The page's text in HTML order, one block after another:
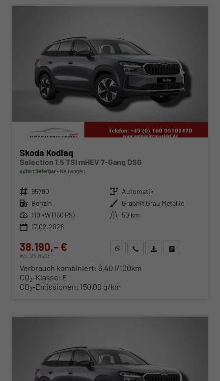
Skoda Kodiaq
Selection 1.5 TSI mHEV 7-Gang DSG
sofort lieferbar Neuwagen
Fahrzeugnr. 95790 Getriebe Automatik
Kraftstoff Benzin Außenfarbe Graphit Grau Metallic
Leistung 110 kW (150 PS) Kilometerstand 50 km
17.02.2026
38.190,– €
incl. 19% MwSt.
WhatsApp anfragen
Wir rufen Sie anFahrzeugexposé (PDF)
Verbrauch kombiniert: 6,40 l/100km
CO2-Klasse: E
CO2-Emissionen: 150,00 g/km